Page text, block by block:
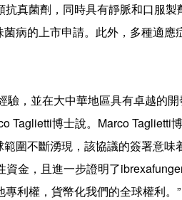
真菌劑，同時具有靜脈和口服
病的上市申請。此外，多種適
驗，並在大中華地區具有卓越的
Taglietti博士說。Marco Taglietti
圍不斷湧現，該協議的簽署意味
金，且進一步證明了
利權，貨幣化我們的全球權利。”